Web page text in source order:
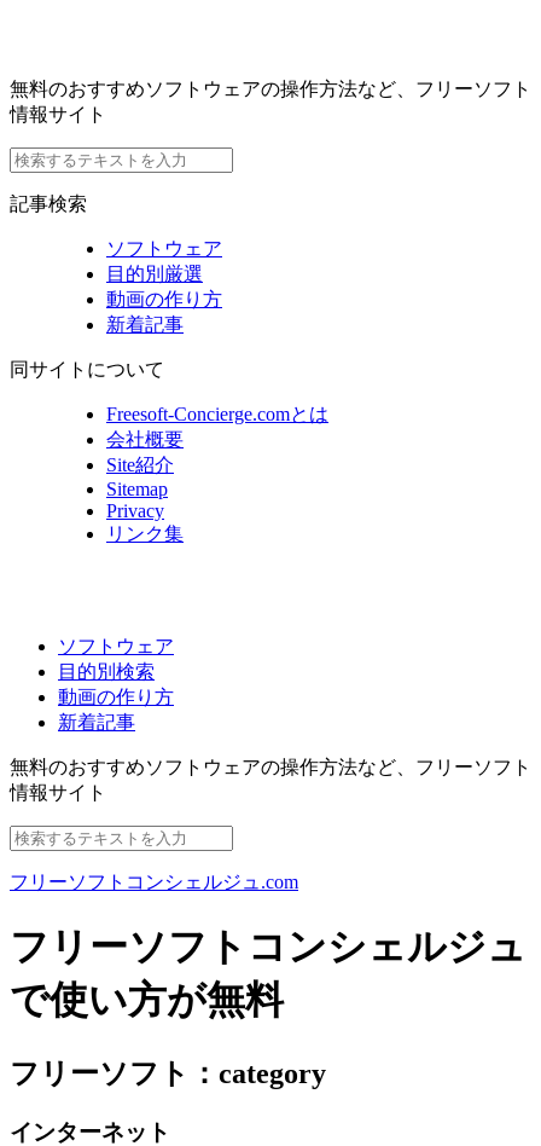
無料のおすすめソフトウェアの操作方法など、フリーソフト
情報サイト
記事検索
ソフトウェア
目的別厳選
動画の作り方
新着記事
同サイトについて
Freesoft-Concierge.comとは
会社概要
Site紹介
Sitemap
Privacy
リンク集
ソフトウェア
目的別検索
動画の作り方
新着記事
無料のおすすめソフトウェアの操作方法など、 フリーソフト
情報サイト
フリーソフトコンシェルジュ.com
フリーソフトコンシェルジュ
で使い方が無料
フリーソフト：category
インターネット